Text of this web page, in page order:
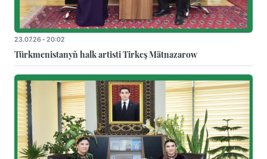
23.07.26 - 20:02
Türkmenistanyň halk artisti Tirkeş Mätnazarow